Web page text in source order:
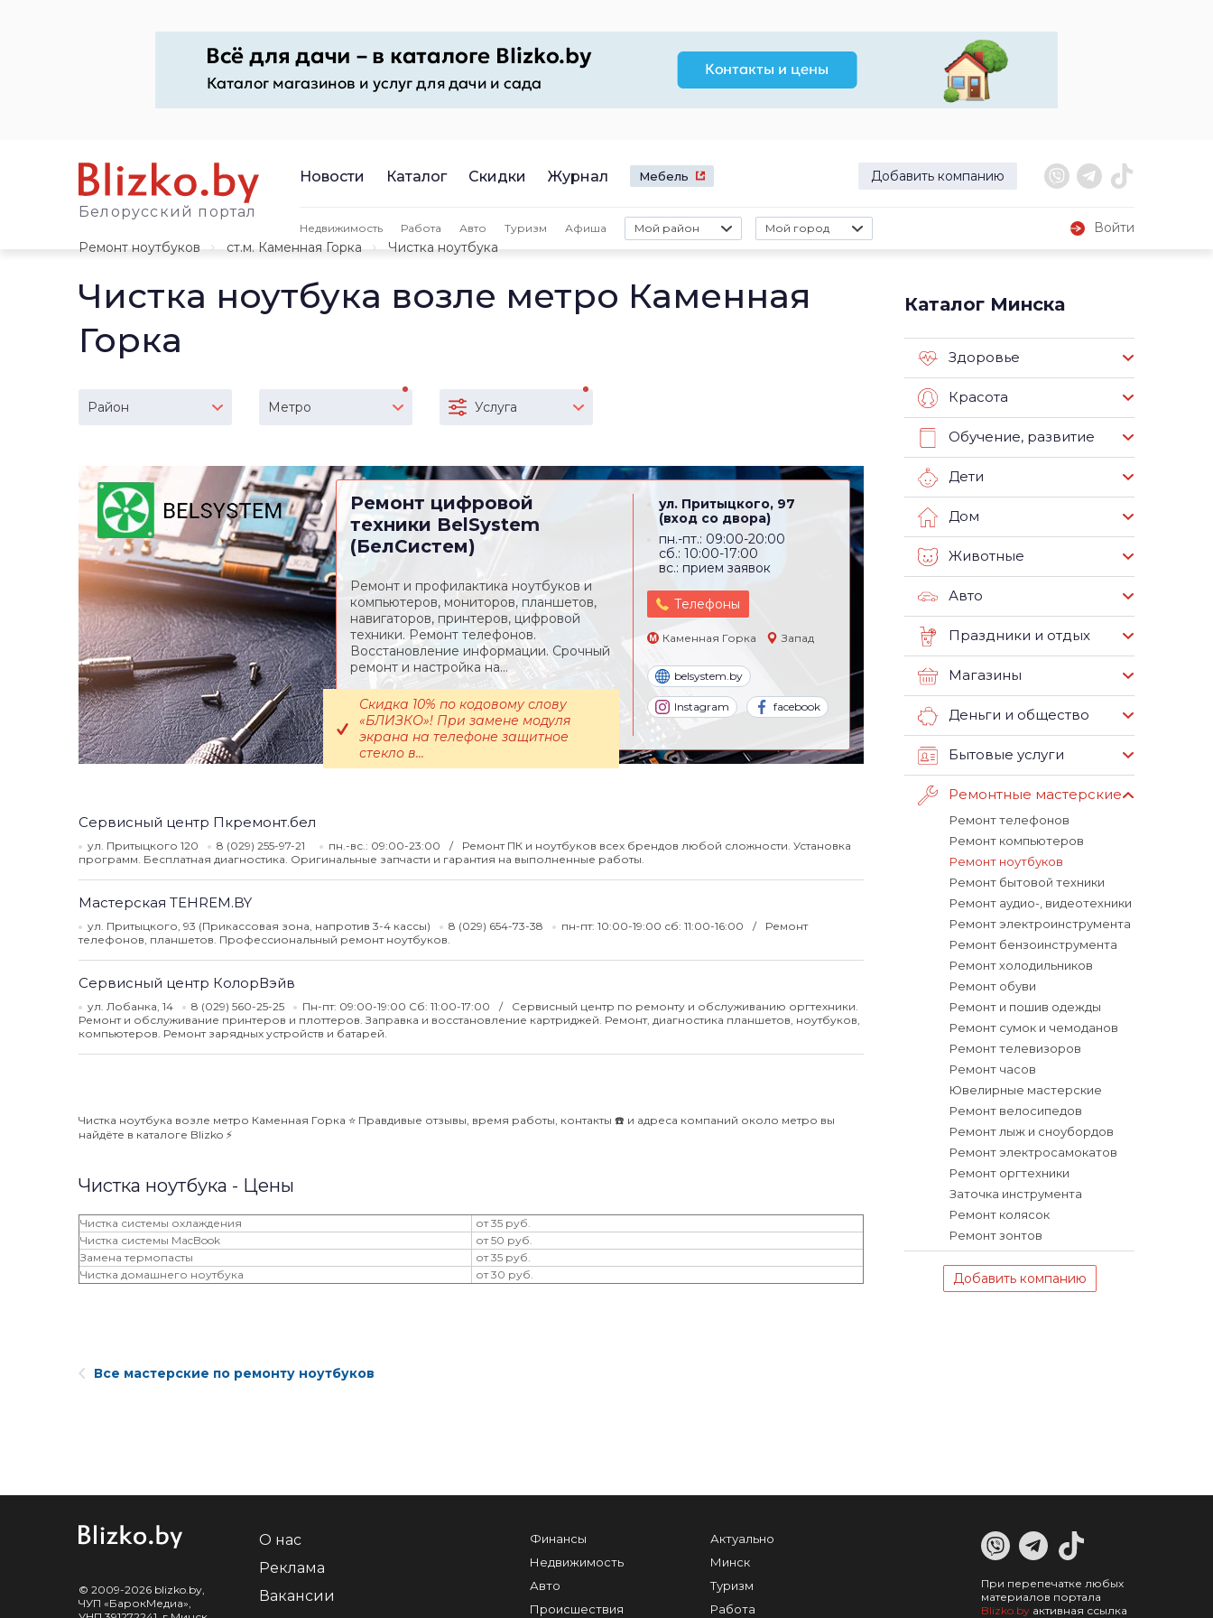
Белорусский портал
Новости Каталог Скидки Журнал Мебель Добавить компанию
Недвижимость Работа Авто Туризм Афиша Мой район Мой город
Войти
Ремонт ноутбуков
ст.м. Каменная Горка Чистка ноутбука
Чистка ноутбука возле метро Каменная
Горка
Район Метро Услуга
Ремонт цифровой
техники BelSystem
(БелСистем)
ул. Притыцкого, 97
(вход со двора)
пн.-пт.: 09:00-20:00
сб.: 10:00-17:00
вс.: прием заявок
Телефоны
Каменная Горка Запад
belsystem.by
Instagram facebook
Ремонт и профилактика ноутбуков и
компьютеров, мониторов, планшетов,
навигаторов, принтеров, цифровой
техники. Ремонт телефонов.
Восстановление информации. Срочный
ремонт и настройка на...
Скидка 10% по кодовому слову
«БЛИЗКО»! При замене модуля
экрана на телефоне защитное
стекло в...
Сервисный центр Пкремонт.бел
ул. Притыцкого 120 8 (029) 255-97-21 пн.-вс.: 09:00-23:00
Ремонт ПК и ноутбуков всех брендов любой сложности. Установка
программ. Бесплатная диагностика. Оригинальные запчасти и гарантия на выполненные работы.
Мастерская TEHREM.BY
ул. Притыцкого, 93 (Прикассовая зона, напротив 3-4 кассы) 8 (029) 654-73-38 пн-пт: 10:00-19:00 сб: 11:00-16:00
Ремонт
телефонов, планшетов. Профессиональный ремонт ноутбуков.
Сервисный центр КолорВэйв
ул. Лобанка, 14 8 (029) 560-25-25 Пн-пт: 09:00-19:00 Сб: 11:00-17:00
Сервисный центр по ремонту и обслуживанию оргтехники.
Ремонт и обслуживание принтеров и плоттеров. Заправка и восстановление картриджей. Ремонт, диагностика планшетов, ноутбуков,
компьютеров. Ремонт зарядных устройств и батарей.
Чистка ноутбука возле метро Каменная Горка ⭐️ Правдивые отзывы, время работы, контакты ☎️ и адреса компаний около метро вы
найдёте в каталоге Blizko ⚡️
Чистка ноутбука - Цены
Чистка системы охлаждения
от 35 руб.
Чистка системы MacBook
от 50 руб.
Замена термопасты
от 35 руб.
Чистка домашнего ноутбука
от 30 руб.
Каталог Минска
Здоровье
Красота
Обучение, развитие
Дети
Дом
Животные
Авто
Праздники и отдых
Магазины
Деньги и общество
Бытовые услуги
Ремонтные мастерские
Ремонт телефонов
Ремонт компьютеров
Ремонт ноутбуков
Ремонт бытовой техники
Ремонт аудио-, видеотехники
Ремонт электроинструмента
Ремонт бензоинструмента
Ремонт холодильников
Ремонт обуви
Ремонт и пошив одежды
Ремонт сумок и чемоданов
Ремонт телевизоров
Ремонт часов
Ювелирные мастерские
Ремонт велосипедов
Ремонт лыж и сноубордов
Ремонт электросамокатов
Ремонт оргтехники
Заточка инструмента
Ремонт колясок
Ремонт зонтов
Добавить компанию
Все мастерские по ремонту ноутбуков
© 2009-2026 blizko.by,
ЧУП «БарокМедиа»,
О нас
Реклама
Вакансии
Финансы
Недвижимость
Авто
Происшествия
Актуально
Минск
Туризм
Работа
При перепечатке любых
материалов портала
Blizko.by активная ссылка